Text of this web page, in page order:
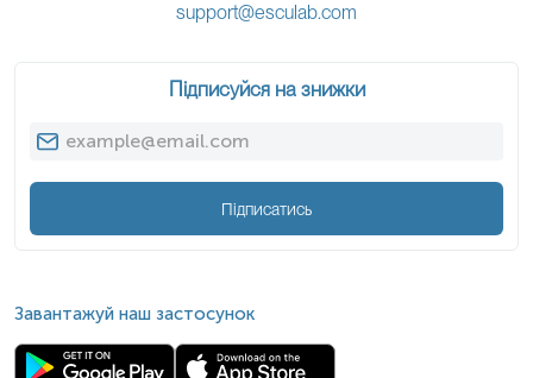
support@esculab.com
Підписуйся на знижки
Підписатись
Завантажуй наш застосунок